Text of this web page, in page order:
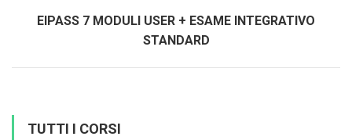
EIPASS 7 MODULI USER + ESAME INTEGRATIVO
STANDARD
TUTTI I CORSI